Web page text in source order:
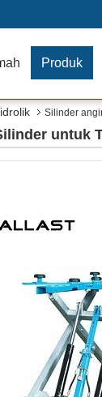
Produk
Silinder
untuk